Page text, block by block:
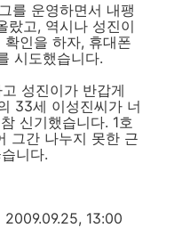
를 운영하면서 내팽
랐고, 역시나 성진이
인을 하자, 휴대폰
시도했습니다.
성진이가 반갑게
33세 이성진씨가 너
신기했습니다. 1호
그간 나누지 못한 근
니다.
| 2009.09.25, 13:00